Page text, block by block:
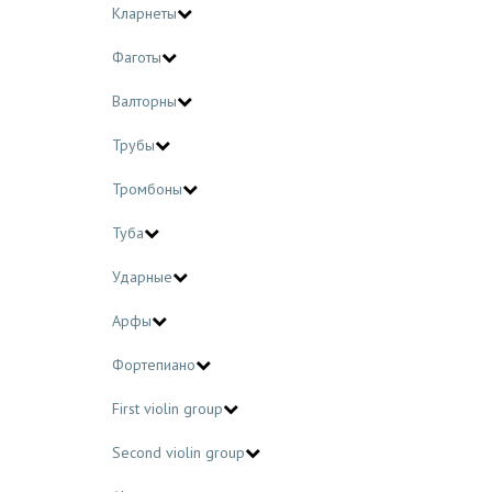
Кларнеты
Фаготы
Валторны
Трубы
Тромбоны
Туба
Ударные
Арфы
Фортепиано
First violin group
Second violin group